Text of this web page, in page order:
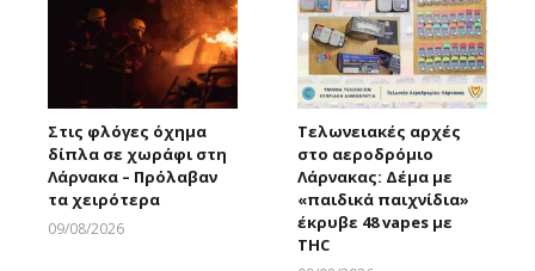
Στις φλόγες όχημα
δίπλα σε χωράφι στη
Λάρνακα – Πρόλαβαν
τα χειρότερα
09/08/2026
Τελωνειακές αρχές
στο αεροδρόμιο
Λάρνακας: Δέμα με
«παιδικά παιχνίδια»
έκρυβε 48 vapes με
THC